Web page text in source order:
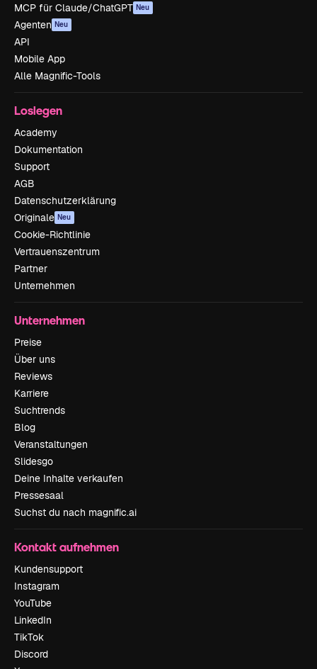
MCP für Claude/ChatGPT Neu
Agenten Neu
API
Mobile App
Alle Magnific-Tools
Loslegen
Academy
Dokumentation
Support
AGB
Datenschutzerklärung
Originale Neu
Cookie-Richtlinie
Vertrauenszentrum
Partner
Unternehmen
Unternehmen
Preise
Über uns
Reviews
Karriere
Suchtrends
Blog
Veranstaltungen
Slidesgo
Deine Inhalte verkaufen
Pressesaal
Suchst du nach magnific.ai
Kontakt aufnehmen
Kundensupport
Instagram
YouTube
LinkedIn
TikTok
Discord